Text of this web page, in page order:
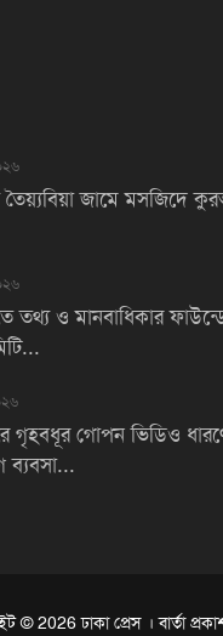
তৈয়্যবিয়া জামে মসজিদে
তথ্য ও মানবাধিকার
গৃহবধূর গোপন ভিডিও
ব্যবসা...
© 2026 ঢাকা প্রেস । বার্তা